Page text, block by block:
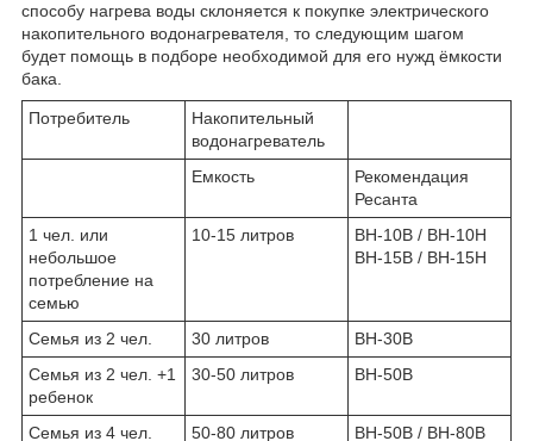
способу нагрева воды склоняется к покупке электрического
накопительного водонагревателя, то следующим шагом
будет помощь в подборе необходимой для его нужд ёмкости
бака.
Потребитель
Накопительный
водонагреватель
Емкость
Рекомендация
Ресанта
1 чел. или
небольшое
потребление на
семью
10-15 литров
ВН-10В / ВН-10Н
ВН-15В / ВН-15Н
Семья из 2 чел. 30 литров
ВН-30В
Семья из 2 чел. +1
ребенок
30-50 литров ВН-50В
Семья из 4 чел. 50-80 литров
ВН-50В / ВН-80В